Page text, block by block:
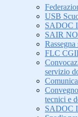
USB
SADOC
SAIR
FLC
servizio
tecnici e
SADOC